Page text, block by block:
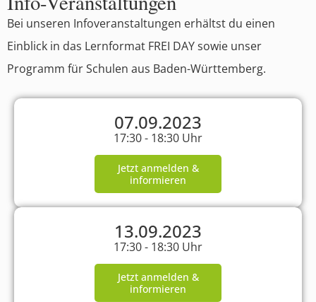
Bei unseren Infoveranstaltungen erhältst du einen
Einblick in das Lernformat FREI DAY sowie unser
Programm für Schulen aus Baden-Württemberg.
07.09.2023
17:30 - 18:30 Uhr
Jetzt anmelden &
informieren​
13.09.2023
17:30 - 18:30 Uhr
Jetzt anmelden &
informieren​